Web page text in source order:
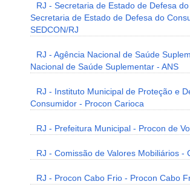
RJ - Secretaria de Estado de Defesa
Secretaria de Estado de Defesa do
SEDCON/RJ
RJ - Agência Nacional de Saúde
Nacional de Saúde Suplementar - ANS
RJ - Instituto Municipal de Proteção e
Consumidor - Procon Carioca
RJ - Prefeitura Municipal - Procon de
RJ - Comissão de Valores Mobiliários -
RJ - Procon Cabo Frio - Procon Cabo